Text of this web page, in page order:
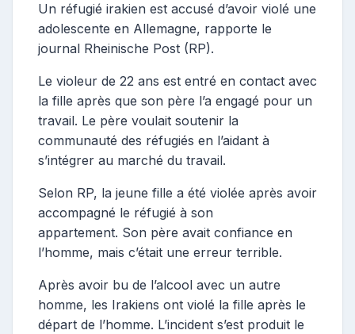
Un réfugié irakien est accusé d’avoir violé une
adolescente en Allemagne, rapporte le
journal Rheinische Post (RP).
Le violeur de 22 ans est entré en contact avec
la fille après que son père l’a engagé pour un
travail. Le père voulait soutenir la
communauté des réfugiés en l’aidant à
s’intégrer au marché du travail.
Selon RP, la jeune fille a été violée après avoir
accompagné le réfugié à son
appartement. Son père avait confiance en
l’homme, mais c’était une erreur terrible.
Après avoir bu de l’alcool avec un autre
homme, les Irakiens ont violé la fille après le
départ de l’homme. L’incident s’est produit le